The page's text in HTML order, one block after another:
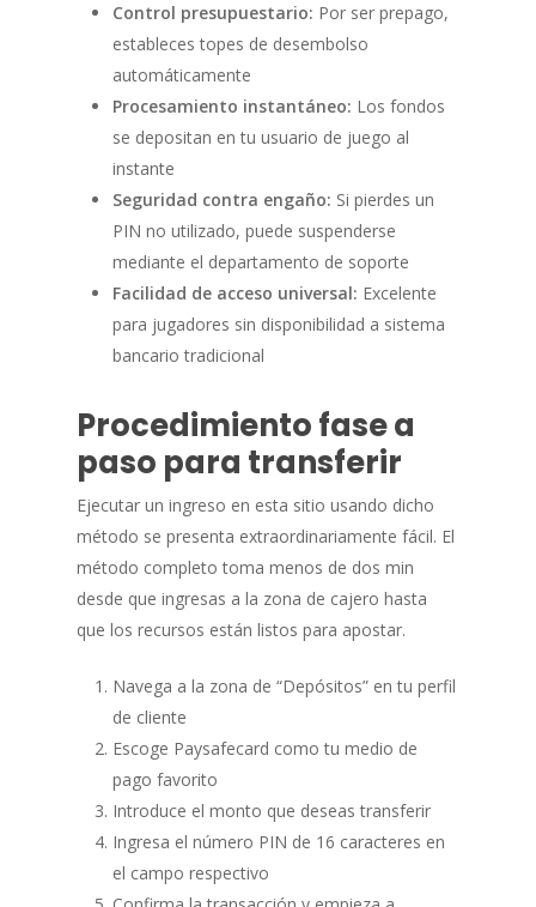
Control presupuestario: Por ser prepago,
estableces topes de desembolso
automáticamente
Procesamiento instantáneo: Los fondos
se depositan en tu usuario de juego al
instante
Seguridad contra engaño: Si pierdes un
PIN no utilizado, puede suspenderse
mediante el departamento de soporte
Facilidad de acceso universal: Excelente
para jugadores sin disponibilidad a sistema
bancario tradicional
Procedimiento fase a
paso para transferir
Ejecutar un ingreso en esta sitio usando dicho
método se presenta extraordinariamente fácil. El
método completo toma menos de dos min
desde que ingresas a la zona de cajero hasta
que los recursos están listos para apostar.
Navega a la zona de “Depósitos” en tu perfil
de cliente
Escoge Paysafecard como tu medio de
pago favorito
Introduce el monto que deseas transferir
Ingresa el número PIN de 16 caracteres en
el campo respectivo